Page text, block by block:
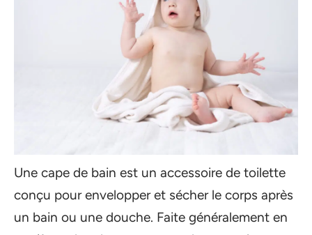
Une cape de bain est un accessoire de toilette
conçu pour envelopper et sécher le corps après
un bain ou une douche. Faite généralement en